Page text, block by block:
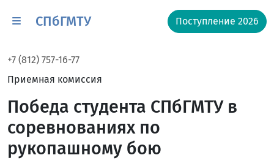
СПбГМТУ Поступление 2026
+7 (812) 757-16-77
Приемная комиссия
Победа студента СПбГМТУ в
соревнованиях по
рукопашному бою